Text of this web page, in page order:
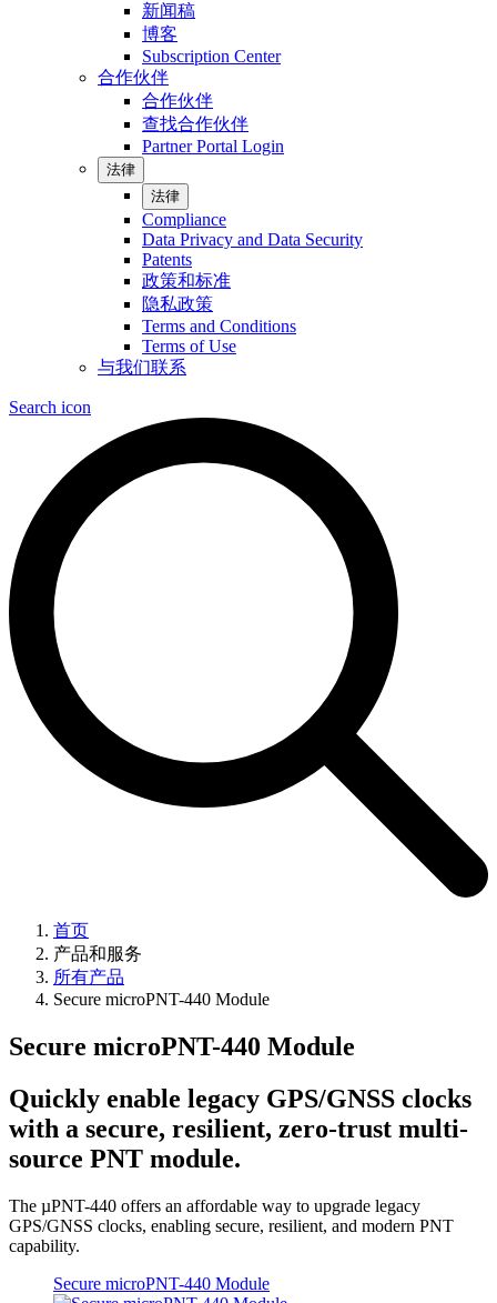
新闻稿
博客
Subscription Center
合作伙伴
合作伙伴
查找合作伙伴
Partner Portal Login
法律
法律
Compliance
Data Privacy and Data Security
Patents
政策和标准
隐私政策
Terms and Conditions
Terms of Use
与我们联系
Search icon
首页
产品和服务
所有产品
Secure microPNT-440 Module
Secure microPNT-440 Module
Quickly enable legacy GPS/GNSS clocks
with a secure, resilient, zero-trust multi-
source PNT module.
The µPNT-440 offers an affordable way to upgrade legacy
GPS/GNSS clocks, enabling secure, resilient, and modern PNT
capability.
Secure microPNT-440 Module